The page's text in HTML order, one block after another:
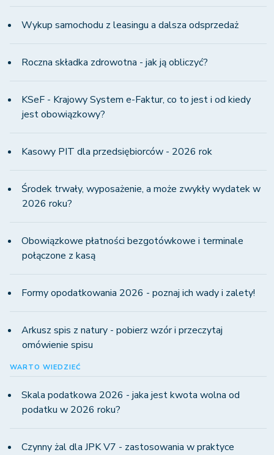
Wykup samochodu z leasingu a dalsza odsprzedaż
Roczna składka zdrowotna - jak ją obliczyć?
KSeF - Krajowy System e-Faktur, co to jest i od kiedy
jest obowiązkowy?
Kasowy PIT dla przedsiębiorców - 2026 rok
Środek trwały, wyposażenie, a może zwykły wydatek w
2026 roku?
Obowiązkowe płatności bezgotówkowe i terminale
połączone z kasą
Formy opodatkowania 2026 - poznaj ich wady i zalety!
Arkusz spis z natury - pobierz wzór i przeczytaj
omówienie spisu
WARTO WIEDZIEĆ
Skala podatkowa 2026 - jaka jest kwota wolna od
podatku w 2026 roku?
Czynny żal dla JPK V7 - zastosowania w praktyce